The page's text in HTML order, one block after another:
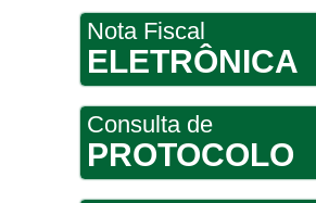
Nota Fiscal
ELETRÔNICA
Consulta de
PROTOCOLO